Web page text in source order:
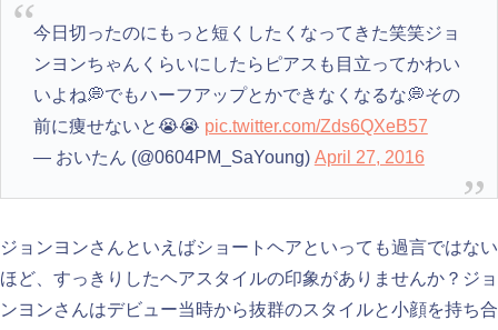
今日切ったのにもっと短くしたくなってきた笑笑ジョ
ンヨンちゃんくらいにしたらピアスも目立ってかわい
いよね💭でもハーフアップとかできなくなるな💭その
前に痩せないと😭😭 pic.twitter.com/Zds6QXeB57
— おいたん (@0604PM_SaYoung) April 27, 2016
ジョンヨンさんといえばショートヘアといっても過言ではない
ほど、すっきりしたヘアスタイルの印象がありませんか？ジョ
ンヨンさんはデビュー当時から抜群のスタイルと小顔を持ち合